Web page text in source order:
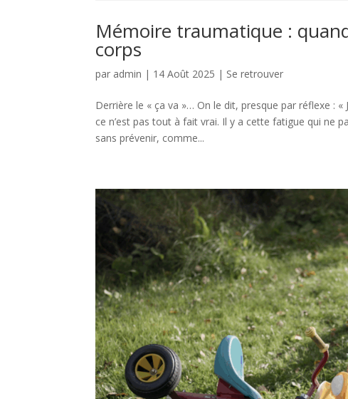
Mémoire traumatique :
corps
par admin | 14 Août 2025 | Se retrouver
Derrière le « ça va »… On le dit, presque par réflexe :
ce n’est pas tout à fait vrai. Il y a cette fatigue qui ne
sans prévenir, comme...